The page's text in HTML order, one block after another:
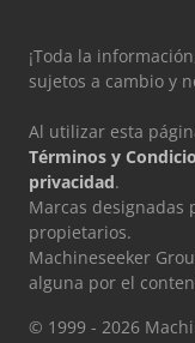
¡Toda la
sujetos a cambio y
Al utilizar esta
Términos y
privacidad.
Marcas designadas
propietarios.
Machineseeker
alguna por el
© 1999 - 2026